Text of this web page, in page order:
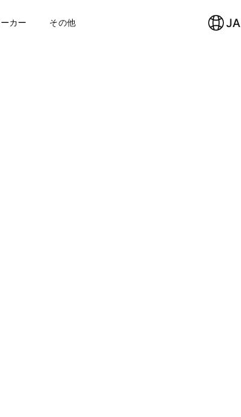
カー その他 JA